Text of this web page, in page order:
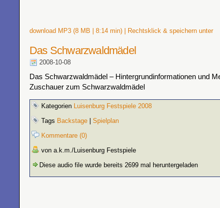
download MP3 (8 MB | 8:14 min) | Rechtsklick & speichern unter
Das Schwarzwaldmädel
2008-10-08
Das Schwarzwaldmädel – Hintergrundinformationen und
Zuschauer zum Schwarzwaldmädel
Kategorien Luisenburg Festspiele 2008
Tags Backstage
Spielplan
Kommentare (0)
von a.k.m./Luisenburg Festspiele
Diese audio file wurde bereits 2699 mal heruntergeladen